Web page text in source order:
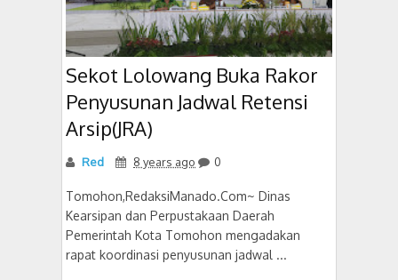
Sekot Lolowang Buka Rakor
Penyusunan Jadwal Retensi
Arsip(JRA)
Red 8 years ago 0
Tomohon,RedaksiManado.Com~ Dinas
Kearsipan dan Perpustakaan Daerah
Pemerintah Kota Tomohon mengadakan
rapat koordinasi penyusunan jadwal ...